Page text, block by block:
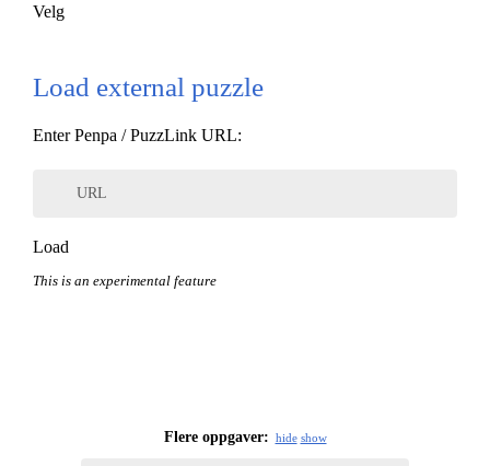
Velg
Load external puzzle
Enter Penpa / PuzzLink URL:
URL
Load
This is an experimental feature
Flere oppgaver: hide show